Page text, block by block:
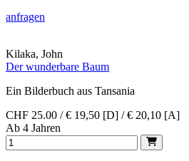
anfragen
Kilaka, John
Der wunderbare Baum
Ein Bilderbuch aus Tansania
CHF 25.00 / € 19,50 [D] / € 20,10 [A]
Ab 4 Jahren